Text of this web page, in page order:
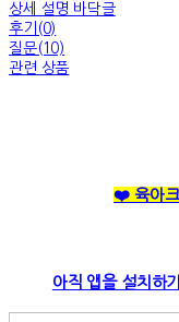
상세 설명 바닥글
후기(0)
질문(10)
관련 상품
❤️ 육아크
아직 앱을 설치하